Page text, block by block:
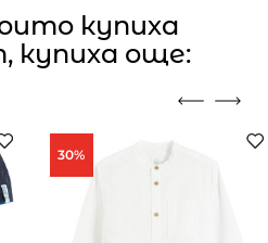
купиха
купиха още:
30%